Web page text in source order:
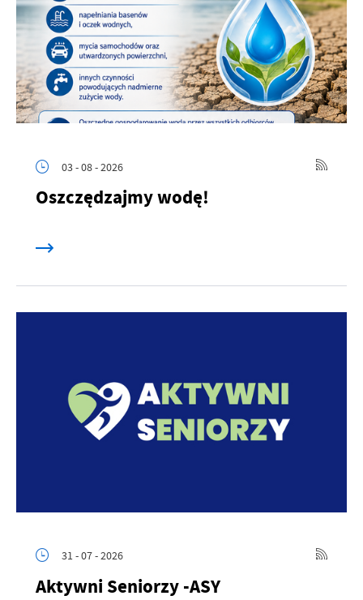
03 - 08 - 2026
Oszczędzajmy wodę!
31 - 07 - 2026
Aktywni Seniorzy -ASY